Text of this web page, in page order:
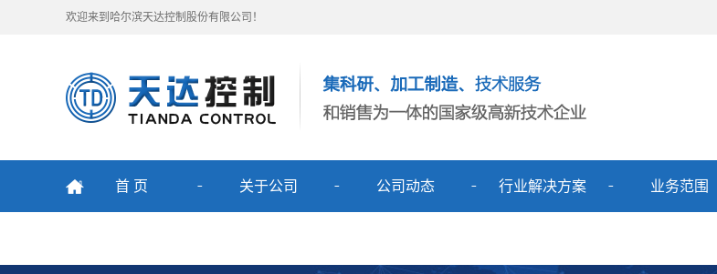
欢迎来到哈尔滨天达控制股份有限公司！
首 页 关于公司
公司面貌
公司动态
行业新闻
行业解决方案
市政供热
业务范围
高压配电产品